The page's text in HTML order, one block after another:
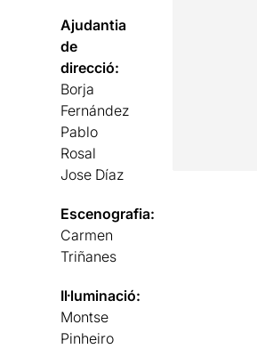
Ajudantia
de
direcció:
Borja
Fernández
Pablo
Rosal
Jose Díaz
Escenografia:
Carmen
Triñanes
Il·luminació:
Montse
Pinheiro